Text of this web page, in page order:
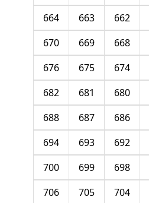
662
663
664
668
669
670
674
675
676
680
681
682
686
687
688
692
693
694
698
699
700
704
705
706